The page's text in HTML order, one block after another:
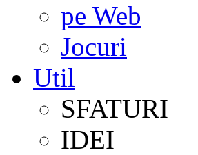
pe Web
Jocuri
Util
SFATURI
IDEI